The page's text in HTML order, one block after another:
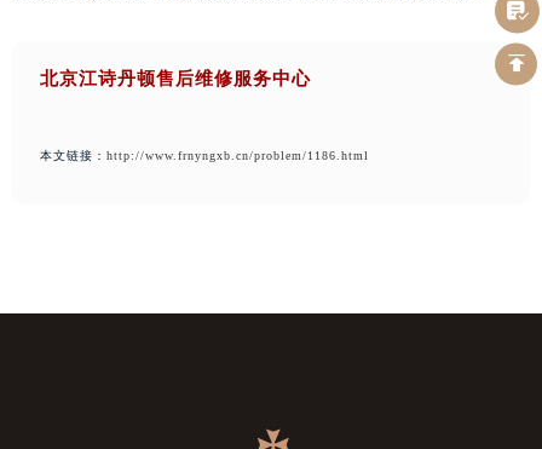
北京江诗丹顿售后维修服务中心
本文链接： http://www.frnyngxb.cn/problem/1186.html